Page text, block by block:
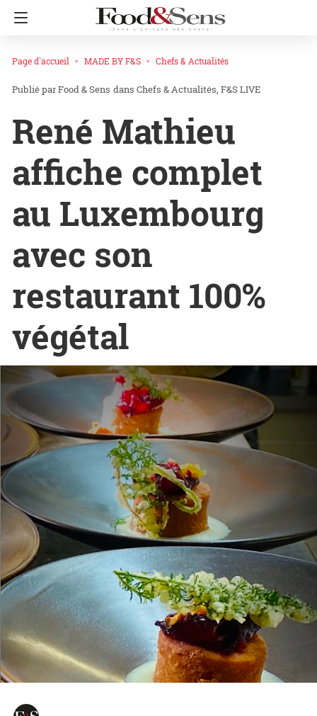
Page d'accueil MADE BY F&S Chefs & Actualités
Food & Sens dans Chefs & Actualités F&S LIVE
René Mathieu
affiche complet
au Luxembourg
avec son
restaurant 100%
végétal